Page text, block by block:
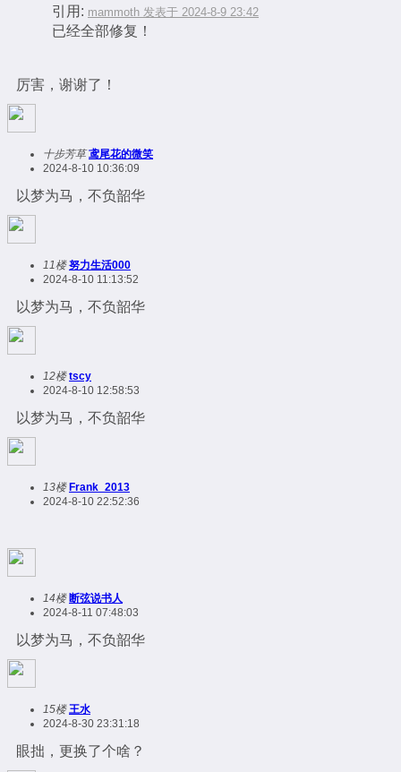
引用: mammoth 发表于 2024-8-9 23:42
已经全部修复！
厉害，谢谢了！
十步芳草 鸢尾花的微笑
2024-8-10 10:36:09
以梦为马，不负韶华
11楼 努力生活000
2024-8-10 11:13:52
以梦为马，不负韶华
12楼 tscy
2024-8-10 12:58:53
以梦为马，不负韶华
13楼 Frank_2013
2024-8-10 22:52:36
14楼 断弦说书人
2024-8-11 07:48:03
以梦为马，不负韶华
15楼 王水
2024-8-30 23:31:18
眼拙，更换了个啥？